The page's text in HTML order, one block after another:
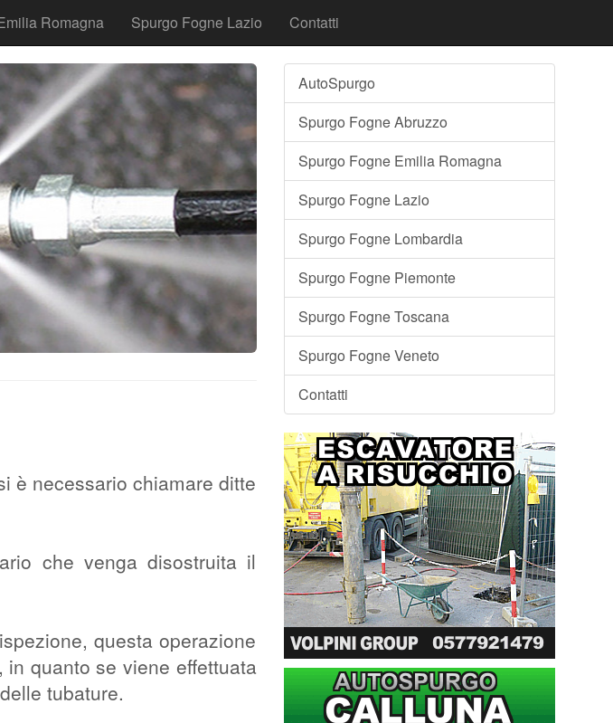
Romagna Spurgo Fogne Lazio Contatti
è necessario chiamare ditte
che venga disostruita il
questa operazione
quanto se viene effettuata
tubature.
AutoSpurgo
Spurgo Fogne Abruzzo
Spurgo Fogne Emilia Romagna
Spurgo Fogne Lazio
Spurgo Fogne Lombardia
Spurgo Fogne Piemonte
Spurgo Fogne Toscana
Spurgo Fogne Veneto
Contatti